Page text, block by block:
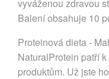
vyváženou zdravou
Balení obsahuje 10
Proteinová dieta -
NaturalProtein patří
produktům. Už jste